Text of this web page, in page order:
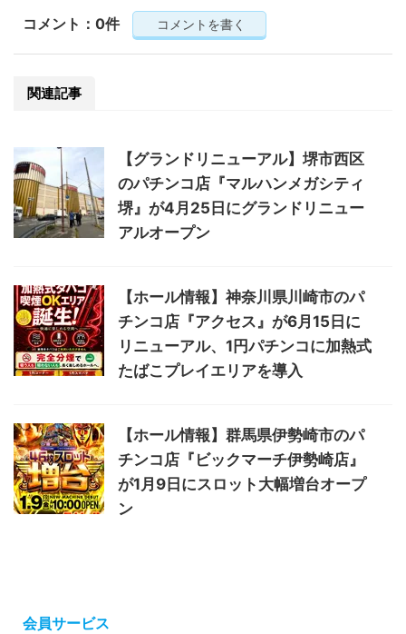
コメント：0件 コメントを書く
関連記事
【グランドリニューアル】堺市西区
のパチンコ店『マルハンメガシティ
堺』が4月25日にグランドリニュー
アルオープン
【ホール情報】神奈川県川崎市のパ
チンコ店『アクセス』が6月15日に
リニューアル、1円パチンコに加熱式
たばこプレイエリアを導入
【ホール情報】群馬県伊勢崎市のパ
チンコ店『ビックマーチ伊勢崎店』
が1月9日にスロット大幅増台オープ
ン
会員サービス